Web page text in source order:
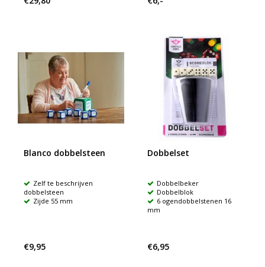
Blanco dobbelsteen
Zelf te beschrijven
dobbelsteen
Zijde 55 mm
€9,95
Dobbelset
Dobbelbeker
Dobbelblok
6 ogendobbelstenen 16
mm
€6,95